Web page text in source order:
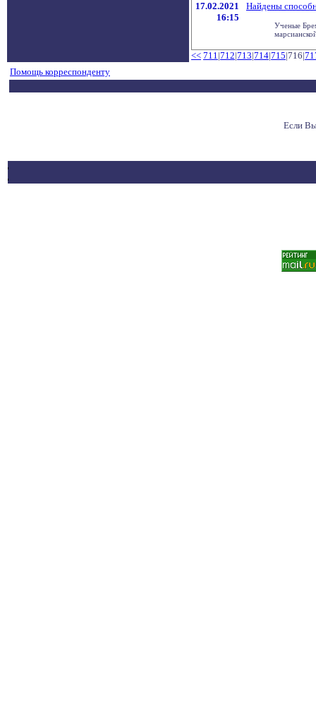
17.02.2021
16:15
Найдены
Ученые
<< 711|712|713|714|715|716|
Помощь корреспонденту
Если